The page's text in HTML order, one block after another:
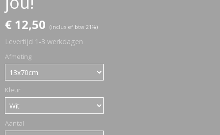
€ 12,50 (inclusief btw 21%)
Levertijd 1-3 werkdagen
Afmeting
Kleur
Aantal